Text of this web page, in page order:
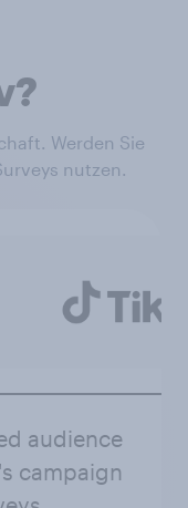
Werden Sie
nutzen.
audience
campaign